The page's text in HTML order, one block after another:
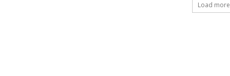
Load more